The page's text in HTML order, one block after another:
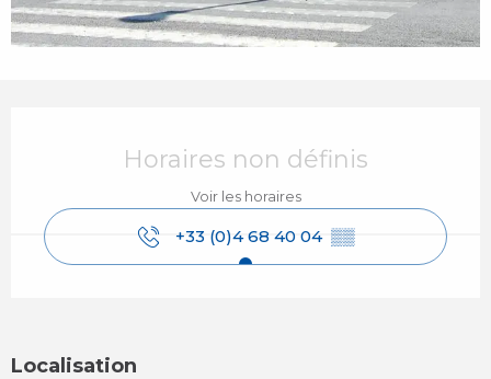
Horaires non définis
Voir les horaires
+33 (0)4 68 40 04 ▒▒
Localisation